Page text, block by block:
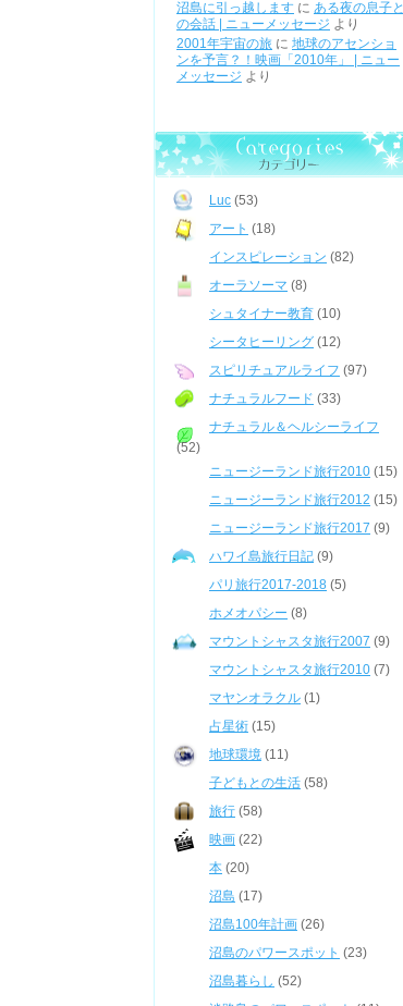
沼島に引っ越します に ある夜の息子と
の会話 | ニューメッセージ より
2001年宇宙の旅 に 地球のアセンショ
ンを予言？！映画「2010年」 | ニュー
メッセージ より
Luc (53)
アート (18)
インスピレーション (82)
オーラソーマ (8)
シュタイナー教育 (10)
シータヒーリング (12)
スピリチュアルライフ (97)
ナチュラルフード (33)
ナチュラル＆ヘルシーライフ
(52)
ニュージーランド旅行2010 (15)
ニュージーランド旅行2012 (15)
ニュージーランド旅行2017 (9)
ハワイ島旅行日記 (9)
パリ旅行2017-2018 (5)
ホメオパシー (8)
マウントシャスタ旅行2007 (9)
マウントシャスタ旅行2010 (7)
マヤンオラクル (1)
占星術 (15)
地球環境 (11)
子どもとの生活 (58)
旅行 (58)
映画 (22)
本 (20)
沼島 (17)
沼島100年計画 (26)
沼島のパワースポット (23)
沼島暮らし (52)